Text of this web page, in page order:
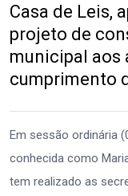
Casa de Leis,
projeto de
municipal aos
cumprimento
Em sessão ordinária
conhecida como
tem realizado as